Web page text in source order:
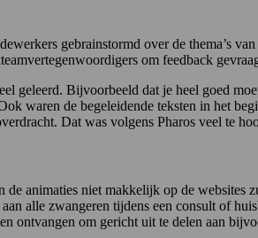
gebrainstormd over de thema’s
om feedback
geleerd. Bijvoorbeeld dat je heel goed
waren de begeleidende teksten in het
Dat was volgens Pharos veel te
animaties niet makkelijk op de
alle zwangeren tijdens een consult of
ontvangen om gericht uit te delen aan